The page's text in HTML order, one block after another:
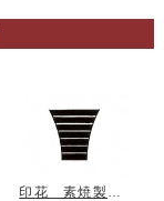
印花 素焼製 No.11